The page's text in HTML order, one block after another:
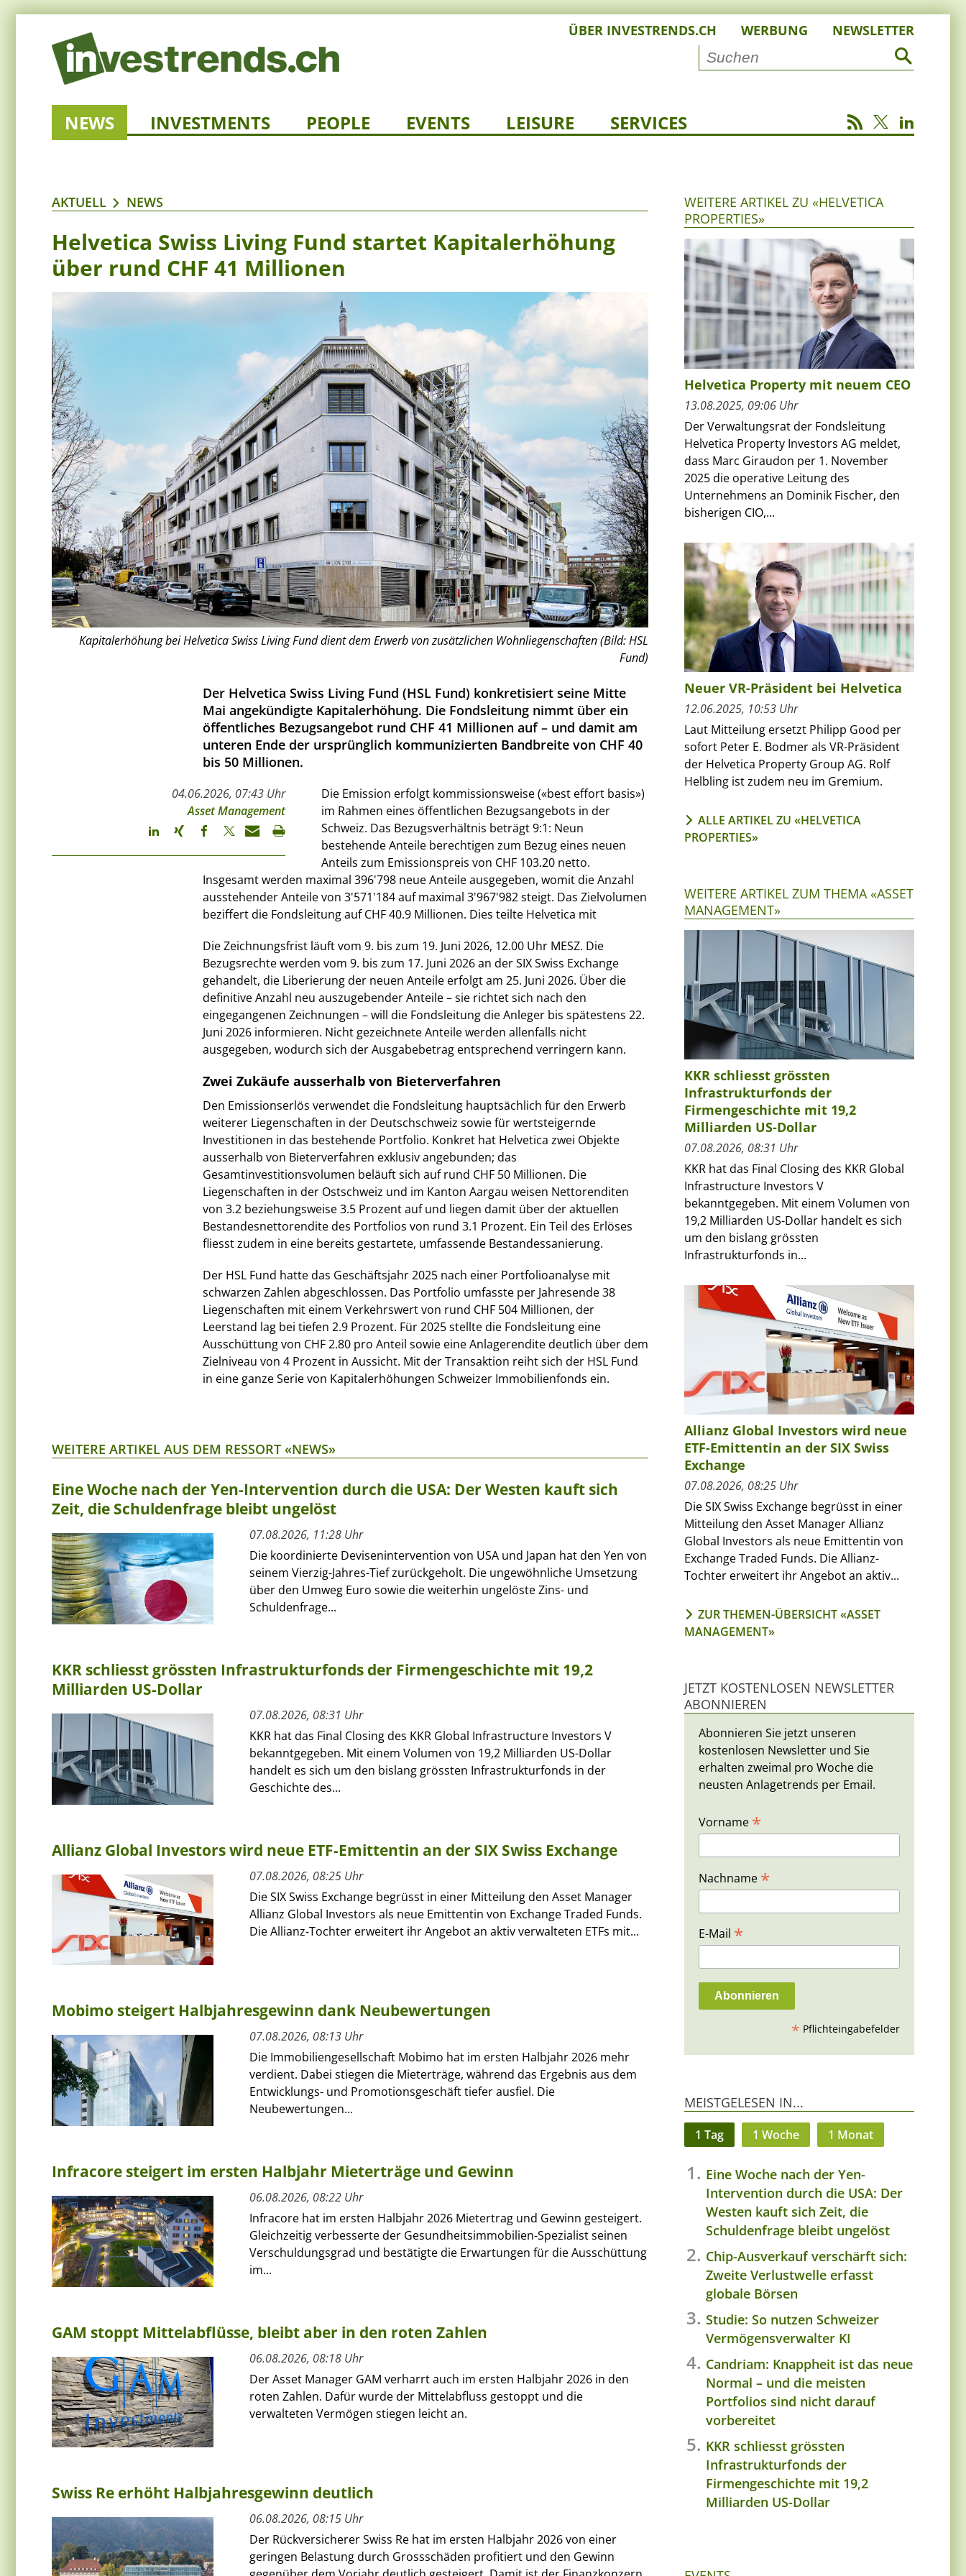
ÜBER INVESTRENDS.CH WERBUNG NEWSLETTER
NEWS INVESTMENTS PEOPLE EVENTS LEISURE SERVICES
AKTUELL NEWS
Helvetica Swiss Living Fund startet Kapitalerhöhung
über rund CHF 41 Millionen
Kapitalerhöhung bei Helvetica Swiss Living Fund dient dem Erwerb von zusätzlichen Wohnliegenschaften (Bild: HSL
Fund)
Der Helvetica Swiss Living Fund (HSL Fund) konkretisiert seine Mitte
Mai angekündigte Kapitalerhöhung. Die Fondsleitung nimmt über ein
öffentliches Bezugsangebot rund CHF 41 Millionen auf – und damit am
unteren Ende der ursprünglich kommunizierten Bandbreite von CHF 40
bis 50 Millionen.
04.06.2026, 07:43 Uhr
Asset Management
Die Emission erfolgt kommissionsweise («best effort basis»)
im Rahmen eines öffentlichen Bezugsangebots in der
Schweiz. Das Bezugsverhältnis beträgt 9:1: Neun
bestehende Anteile berechtigen zum Bezug eines neuen
Anteils zum Emissionspreis von CHF 103.20 netto.
Insgesamt werden maximal 396'798 neue Anteile ausgegeben, womit die Anzahl
ausstehender Anteile von 3'571'184 auf maximal 3'967'982 steigt. Das Zielvolumen
beziffert die Fondsleitung auf CHF 40.9 Millionen. Dies teilte Helvetica mit
Die Zeichnungsfrist läuft vom 9. bis zum 19. Juni 2026, 12.00 Uhr MESZ. Die
Bezugsrechte werden vom 9. bis zum 17. Juni 2026 an der SIX Swiss Exchange
gehandelt, die Liberierung der neuen Anteile erfolgt am 25. Juni 2026. Über die
definitive Anzahl neu auszugebender Anteile – sie richtet sich nach den
eingegangenen Zeichnungen – will die Fondsleitung die Anleger bis spätestens 22.
Juni 2026 informieren. Nicht gezeichnete Anteile werden allenfalls nicht
ausgegeben, wodurch sich der Ausgabebetrag entsprechend verringern kann.
Zwei Zukäufe ausserhalb von Bieterverfahren
Den Emissionserlös verwendet die Fondsleitung hauptsächlich für den Erwerb
weiterer Liegenschaften in der Deutschschweiz sowie für wertsteigernde
Investitionen in das bestehende Portfolio. Konkret hat Helvetica zwei Objekte
ausserhalb von Bieterverfahren exklusiv angebunden; das
Gesamtinvestitionsvolumen beläuft sich auf rund CHF 50 Millionen. Die
Liegenschaften in der Ostschweiz und im Kanton Aargau weisen Nettorenditen
von 3.2 beziehungsweise 3.5 Prozent auf und liegen damit über der aktuellen
Bestandesnettorendite des Portfolios von rund 3.1 Prozent. Ein Teil des Erlöses
fliesst zudem in eine bereits gestartete, umfassende Bestandessanierung.
Der HSL Fund hatte das Geschäftsjahr 2025 nach einer Portfolioanalyse mit
schwarzen Zahlen abgeschlossen. Das Portfolio umfasste per Jahresende 38
Liegenschaften mit einem Verkehrswert von rund CHF 504 Millionen, der
Leerstand lag bei tiefen 2.9 Prozent. Für 2025 stellte die Fondsleitung eine
Ausschüttung von CHF 2.80 pro Anteil sowie eine Anlagerendite deutlich über dem
Zielniveau von 4 Prozent in Aussicht. Mit der Transaktion reiht sich der HSL Fund
in eine ganze Serie von Kapitalerhöhungen Schweizer Immobilienfonds ein.
WEITERE ARTIKEL AUS DEM RESSORT «NEWS»
Eine Woche nach der Yen-Intervention durch die USA: Der Westen kauft sich
Zeit, die Schuldenfrage bleibt ungelöst
07.08.2026, 11:28 Uhr
Die koordinierte Devisenintervention von USA und Japan hat den Yen von
seinem Vierzig-Jahres-Tief zurückgeholt. Die ungewöhnliche Umsetzung
über den Umweg Euro sowie die weiterhin ungelöste Zins- und
Schuldenfrage...
KKR schliesst grössten Infrastrukturfonds der Firmengeschichte mit 19,2
Milliarden US-Dollar
07.08.2026, 08:31 Uhr
KKR hat das Final Closing des KKR Global Infrastructure Investors V
bekanntgegeben. Mit einem Volumen von 19,2 Milliarden US-Dollar
handelt es sich um den bislang grössten Infrastrukturfonds in der
Geschichte des...
Allianz Global Investors wird neue ETF-Emittentin an der SIX Swiss Exchange
07.08.2026, 08:25 Uhr
Die SIX Swiss Exchange begrüsst in einer Mitteilung den Asset Manager
Allianz Global Investors als neue Emittentin von Exchange Traded Funds.
Die Allianz-Tochter erweitert ihr Angebot an aktiv verwalteten ETFs mit...
Mobimo steigert Halbjahresgewinn dank Neubewertungen
07.08.2026, 08:13 Uhr
Die Immobiliengesellschaft Mobimo hat im ersten Halbjahr 2026 mehr
verdient. Dabei stiegen die Mieterträge, während das Ergebnis aus dem
Entwicklungs- und Promotionsgeschäft tiefer ausfiel. Die
Neubewertungen...
Infracore steigert im ersten Halbjahr Mieterträge und Gewinn
06.08.2026, 08:22 Uhr
Infracore hat im ersten Halbjahr 2026 Mietertrag und Gewinn gesteigert.
Gleichzeitig verbesserte der Gesundheitsimmobilien-Spezialist seinen
Verschuldungsgrad und bestätigte die Erwartungen für die Ausschüttung
im...
GAM stoppt Mittelabflüsse, bleibt aber in den roten Zahlen
06.08.2026, 08:18 Uhr
Der Asset Manager GAM verharrt auch im ersten Halbjahr 2026 in den
roten Zahlen. Dafür wurde der Mittelabfluss gestoppt und die
verwalteten Vermögen stiegen leicht an.
Swiss Re erhöht Halbjahresgewinn deutlich
06.08.2026, 08:15 Uhr
Der Rückversicherer Swiss Re hat im ersten Halbjahr 2026 von einer
geringen Belastung durch Grossschäden profitiert und den Gewinn
WEITERE ARTIKEL ZU «HELVETICA
PROPERTIES»
Helvetica Property mit neuem CEO
13.08.2025, 09:06 Uhr
Der Verwaltungsrat der Fondsleitung
Helvetica Property Investors AG meldet,
dass Marc Giraudon per 1. November
2025 die operative Leitung des
Unternehmens an Dominik Fischer, den
bisherigen CIO,...
Neuer VR-Präsident bei Helvetica
12.06.2025, 10:53 Uhr
Laut Mitteilung ersetzt Philipp Good per
sofort Peter E. Bodmer als VR-Präsident
der Helvetica Property Group AG. Rolf
Helbling ist zudem neu im Gremium.
ALLE ARTIKEL ZU «HELVETICA
PROPERTIES»
WEITERE ARTIKEL ZUM THEMA «ASSET
MANAGEMENT»
KKR schliesst grössten
Infrastrukturfonds der
Firmengeschichte mit 19,2
Milliarden US-Dollar
07.08.2026, 08:31 Uhr
KKR hat das Final Closing des KKR Global
Infrastructure Investors V
bekanntgegeben. Mit einem Volumen von
19,2 Milliarden US-Dollar handelt es sich
um den bislang grössten
Infrastrukturfonds in...
Allianz Global Investors wird neue
ETF-Emittentin an der SIX Swiss
Exchange
07.08.2026, 08:25 Uhr
Die SIX Swiss Exchange begrüsst in einer
Mitteilung den Asset Manager Allianz
Global Investors als neue Emittentin von
Exchange Traded Funds. Die Allianz-
Tochter erweitert ihr Angebot an aktiv...
ZUR THEMEN-ÜBERSICHT «ASSET
MANAGEMENT»
JETZT KOSTENLOSEN NEWSLETTER
ABONNIEREN
Abonnieren Sie jetzt unseren
kostenlosen Newsletter und Sie
erhalten zweimal pro Woche die
neusten Anlagetrends per Email.
Vorname *
Nachname *
E-Mail *
* Pflichteingabefelder
MEISTGELESEN IN...
1 Tag 1 Woche 1 Monat
Eine Woche nach der Yen-
Intervention durch die USA: Der
Westen kauft sich Zeit, die
Schuldenfrage bleibt ungelöst
Chip-Ausverkauf verschärft sich:
Zweite Verlustwelle erfasst
globale Börsen
Studie: So nutzen Schweizer
Vermögensverwalter KI
Candriam: Knappheit ist das neue
Normal – und die meisten
Portfolios sind nicht darauf
vorbereitet
KKR schliesst grössten
Infrastrukturfonds der
Firmengeschichte mit 19,2
Milliarden US-Dollar